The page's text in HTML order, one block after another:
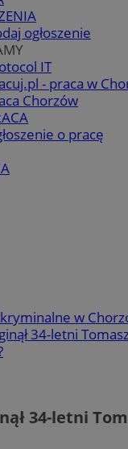
ogłoszenie
IT
- praca w
Chorzów
o pracę
w
34-letni
34-letni